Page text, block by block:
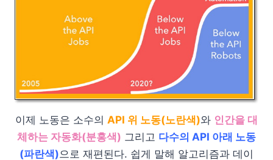
이제 노동은 소수의 API 위 노동(노란색)와 인간을 대
체하는 자동화(분홍색) 그리고 다수의 API 아래 노동
(파란색)으로 재편된다. 쉽게 말해 알고리즘과 데이